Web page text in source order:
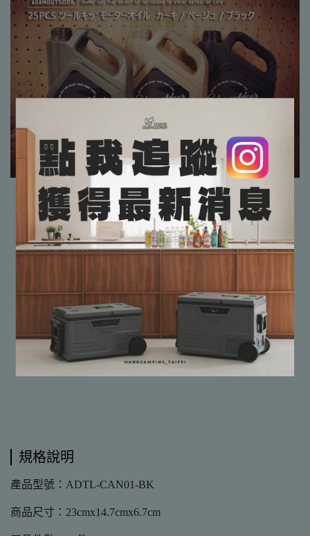
✔有專業搭建教學，保證教到會
【貼心小提醒📢📢】
📌由於實體門市與網路商店同時販售
📌請務必詢問有無現貨再下標哦，非常感謝
規格說明
產品型號：ADTL-CAN01-BK
商品尺寸：23cmx14.7cmx6.7cm